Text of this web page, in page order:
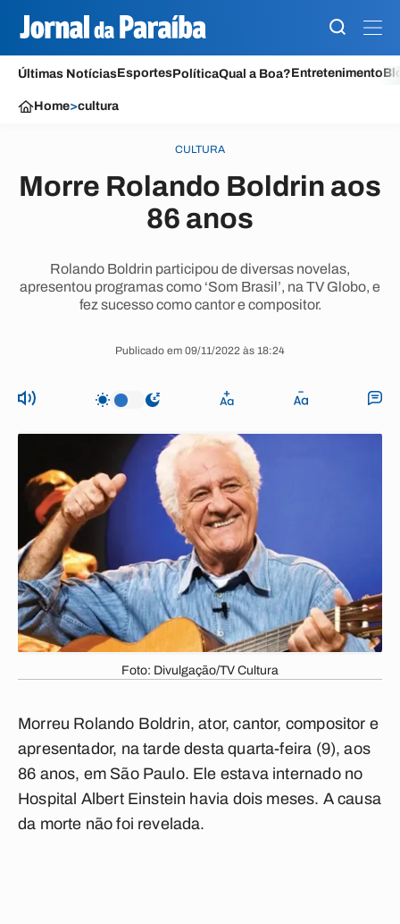
Últimas NotíciasEsportesPolíticaQual a Boa?Entretenimento
Home>cultura
CULTURA
Morre Rolando Boldrin aos
86 anos
Rolando Boldrin participou de diversas novelas,
apresentou programas como ‘Som Brasil’, na TV Globo, e
fez sucesso como cantor e compositor.
Publicado em 09/11/2022 às 18:24
Foto: Divulgação/TV Cultura
Morreu Rolando Boldrin, ator, cantor, compositor e
apresentador, na tarde desta quarta-feira (9), aos
86 anos, em São Paulo. Ele estava internado no
Hospital Albert Einstein havia dois meses. A causa
da morte não foi revelada.